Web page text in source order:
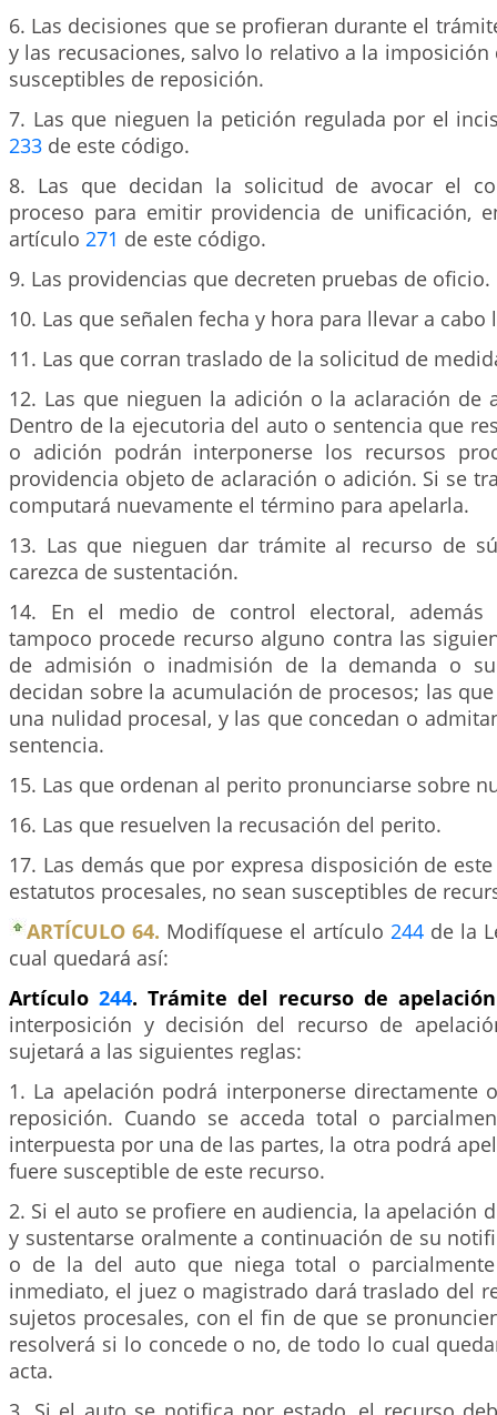
6. Las decisiones que se profieran durante el
y las recusaciones, salvo lo relativo a la
susceptibles de reposición.
7. Las que nieguen la petición regulada por el
233 de este código.
8. Las que decidan la solicitud de avocar el
proceso para emitir providencia de unificación,
artículo 271 de este código.
9. Las providencias que decreten pruebas de oficio.
10. Las que señalen fecha y hora para llevar a
11. Las que corran traslado de la solicitud de
12. Las que nieguen la adición o la aclaración de
Dentro de la ejecutoria del auto o sentencia que
o adición podrán interponerse los recursos
providencia objeto de aclaración o adición. Si se
computará nuevamente el término para apelarla.
13. Las que nieguen dar trámite al recurso de
carezca de sustentación.
14. En el medio de control electoral, además
tampoco procede recurso alguno contra las
de admisión o inadmisión de la demanda o
decidan sobre la acumulación de procesos; las
una nulidad procesal, y las que concedan o
sentencia.
15. Las que ordenan al perito pronunciarse sobre
16. Las que resuelven la recusación del perito.
17. Las demás que por expresa disposición de
estatutos procesales, no sean susceptibles de
ARTÍCULO 64. Modifíquese el artículo 244 de la
cual quedará así:
Artículo 244. Trámite del recurso de
interposición y decisión del recurso de
sujetará a las siguientes reglas:
1. La apelación podrá interponerse directamente
reposición. Cuando se acceda total o
interpuesta por una de las partes, la otra podrá
fuere susceptible de este recurso.
2. Si el auto se profiere en audiencia, la apelación
y sustentarse oralmente a continuación de su
o de la del auto que niega total o
inmediato, el juez o magistrado dará traslado del
sujetos procesales, con el fin de que se
resolverá si lo concede o no, de todo lo cual
acta.